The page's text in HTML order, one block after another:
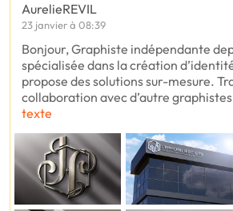
AurelieREVIL
23 janvier à 08:39
Bonjour, Graphiste indépendante
spécialisée dans la création
propose des solutions sur-mesure.
collaboration avec d’autre
texte